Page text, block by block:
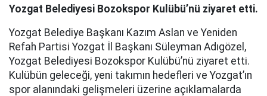
Yozgat Belediyesi Bozokspor Kulübü’nü ziyaret etti.
Yozgat Belediye Başkanı Kazım Aslan ve Yeniden
Refah Partisi Yozgat İl Başkanı Süleyman Adıgözel,
Yozgat Belediyesi Bozokspor Kulübü’nü ziyaret etti.
Kulübün geleceği, yeni takımın hedefleri ve Yozgat’ın
spor alanındaki gelişmeleri üzerine açıklamalarda